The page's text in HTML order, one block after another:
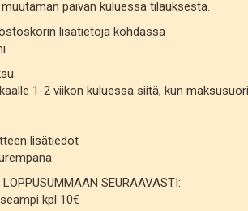
päivän kuluessa tilauksesta.
lisätietoja kohdassa
1-2 viikon kuluessa siitä, kun
lisätiedot
SEURAAVASTI:
kpl 10€